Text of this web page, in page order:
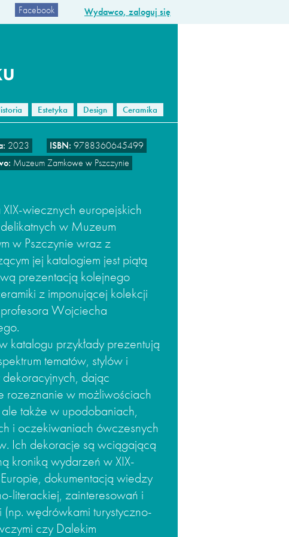
Facebook Wydawco, zaloguj się
Ceramika
Design
Estetyka
2023 ISBN: 9788360645499
Muzeum Zamkowe w Pszczynie
wiecznych europejskich
w Muzeum
w Pszczynie wraz z
jej katalogiem jest piątą
prezentacją kolejnego
z imponującej kolekcji
Wojciecha
katalogu przykłady prezentują
tematów, stylów i
dając
rozeznanie w możliwościach
także w upodobaniach,
i oczekiwaniach ówczesnych
Ich dekoracje są wciągającą
kroniką wydarzeń w XIX-
dokumentacją wiedzy
literackiej, zainteresowań i
(np. wędrówkami turystyczno-
czy Dalekim